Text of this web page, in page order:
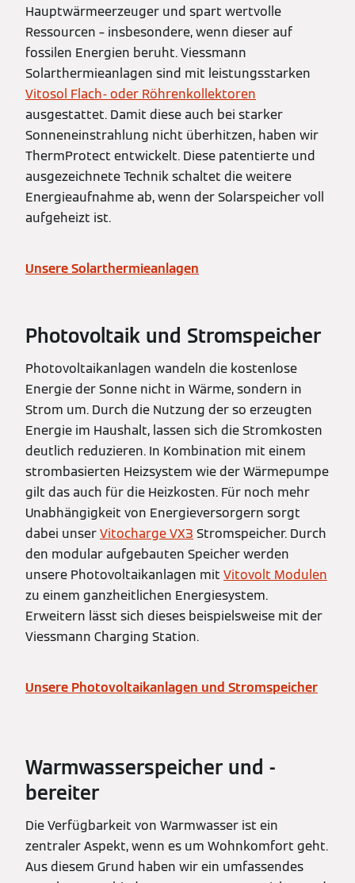
Hauptwärmeerzeuger und spart wertvolle
Ressourcen – insbesondere, wenn dieser auf
fossilen Energien beruht. Viessmann
Solarthermieanlagen sind mit leistungsstarken
Vitosol Flach- oder Röhrenkollektoren
ausgestattet. Damit diese auch bei starker
Sonneneinstrahlung nicht überhitzen, haben wir
ThermProtect entwickelt. Diese patentierte und
ausgezeichnete Technik schaltet die weitere
Energieaufnahme ab, wenn der Solarspeicher voll
aufgeheizt ist.
Unsere Solarthermieanlagen
Photovoltaik und Stromspeicher
Photovoltaikanlagen wandeln die kostenlose
Energie der Sonne nicht in Wärme, sondern in
Strom um. Durch die Nutzung der so erzeugten
Energie im Haushalt, lassen sich die Stromkosten
deutlich reduzieren. In Kombination mit einem
strombasierten Heizsystem wie der Wärmepumpe
gilt das auch für die Heizkosten. Für noch mehr
Unabhängigkeit von Energieversorgern sorgt
dabei unserVitocharge VX3 Stromspeicher. Durch
den modular aufgebauten Speicher werden
unsere Photovoltaikanlagen mit Vitovolt Modulen
zu einem ganzheitlichen Energiesystem.
Erweitern lässt sich dieses beispielsweise mit der
Viessmann Charging Station.
Unsere Photovoltaikanlagen und Stromspeicher
Warmwasserspeicher und -
bereiter
Die Verfügbarkeit von Warmwasser ist ein
zentraler Aspekt, wenn es um Wohnkomfort geht.
Aus diesem Grund haben wir ein umfassendes